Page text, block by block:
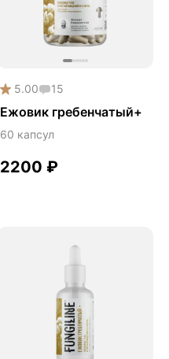
5.00 15
Ежовик гребенчатый+
60 капсул
2200 ₽